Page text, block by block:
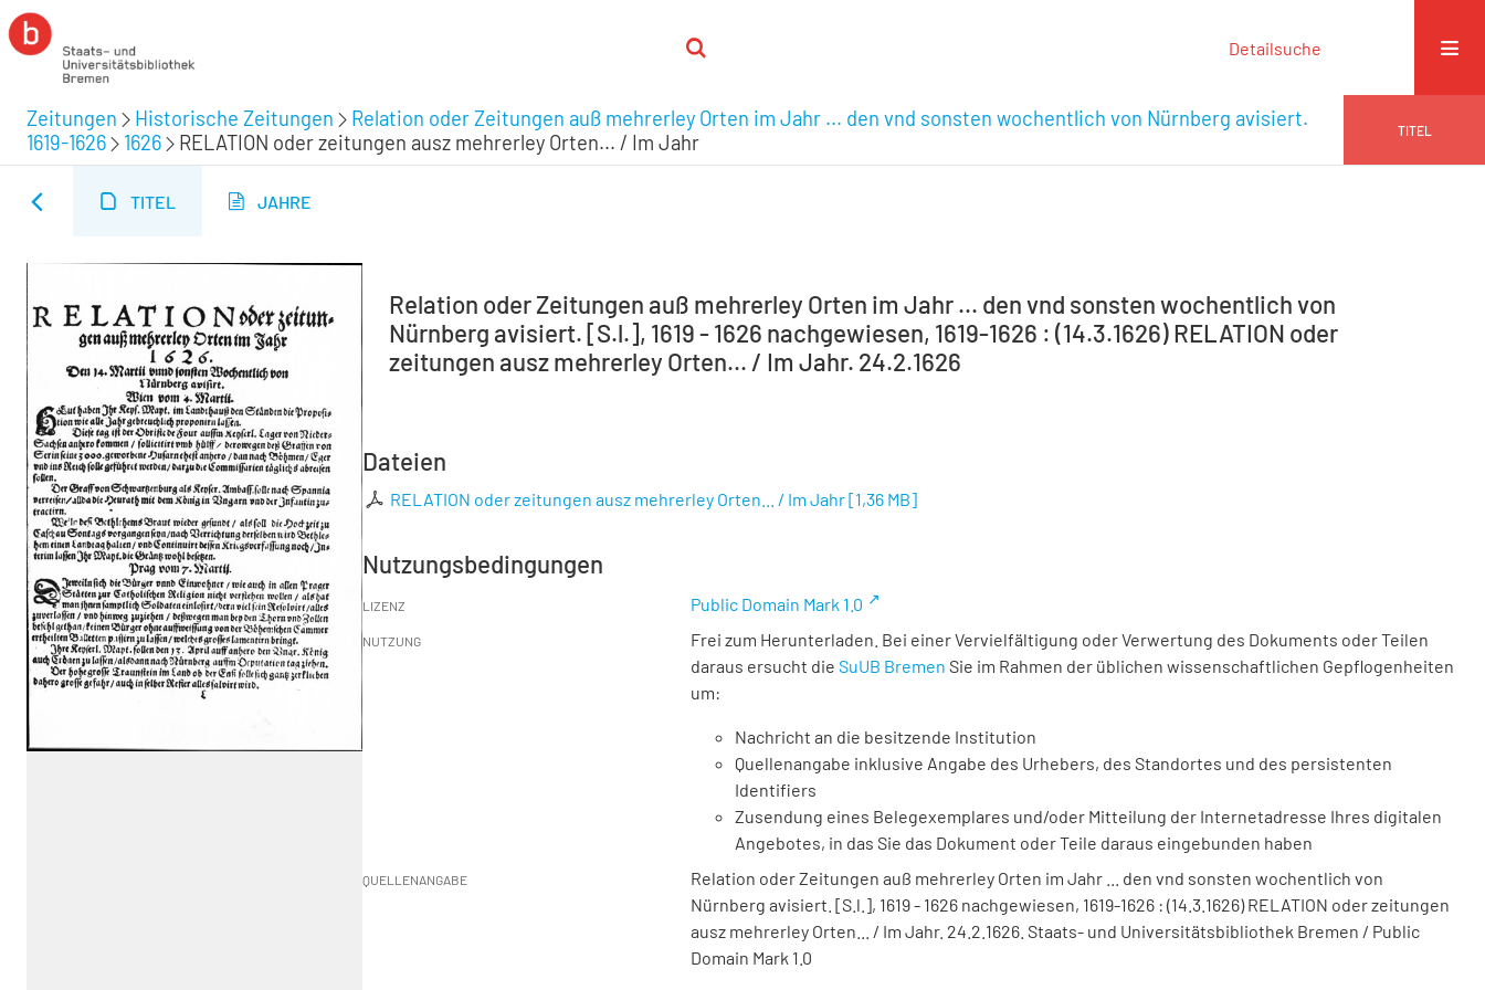
Detailsuche
Zeitungen Historische Zeitungen
Relation oder Zeitungen auß mehrerley Orten im Jahr ... den vnd sonsten wochentlich von Nürnberg avisiert.
1619-1626
1626 RELATION oder zeitungen ausz mehrerley Orten... / Im Jahr TITEL
TITEL JAHRE
Relation oder Zeitungen auß mehrerley Orten im Jahr ... den vnd sonsten wochentlich von
Nürnberg avisiert. [S.l.], 1619 - 1626 nachgewiesen, 1619-1626 : (14.3.1626) RELATION oder
zeitungen ausz mehrerley Orten... / Im Jahr. 24.2.1626
Dateien
RELATION oder zeitungen ausz mehrerley Orten... / Im Jahr[1,36 MB]
Nutzungsbedingungen
LIZENZ Public Domain Mark 1.0
NUTZUNG
Frei zum Herunterladen. Bei einer Vervielfältigung oder Verwertung des Dokuments oder Teilen
daraus ersucht die SuUB Bremen Sie im Rahmen der üblichen wissenschaftlichen Gepflogenheiten
um:
Nachricht an die besitzende Institution
Quellenangabe inklusive Angabe des Urhebers, des Standortes und des persistenten
Identifiers
Zusendung eines Belegexemplares und/oder Mitteilung der Internetadresse Ihres digitalen
Angebotes, in das Sie das Dokument oder Teile daraus eingebunden haben
QUELLENANGABE
Relation oder Zeitungen auß mehrerley Orten im Jahr ... den vnd sonsten wochentlich von
Nürnberg avisiert. [S.l.], 1619 - 1626 nachgewiesen, 1619-1626 : (14.3.1626) RELATION oder zeitungen
ausz mehrerley Orten... / Im Jahr. 24.2.1626. Staats- und Universitätsbibliothek Bremen / Public
Domain Mark 1.0